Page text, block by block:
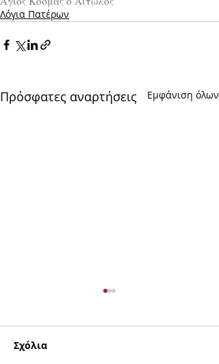
Λόγια Πατέρων
Πρόσφατες αναρτήσεις Εμφάνιση όλων
Σχόλια